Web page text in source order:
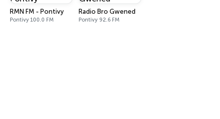
RMN FM - Pontivy
Pontivy 100.0 FM
Radio Bro Gwened
Pontivy 92.6 FM